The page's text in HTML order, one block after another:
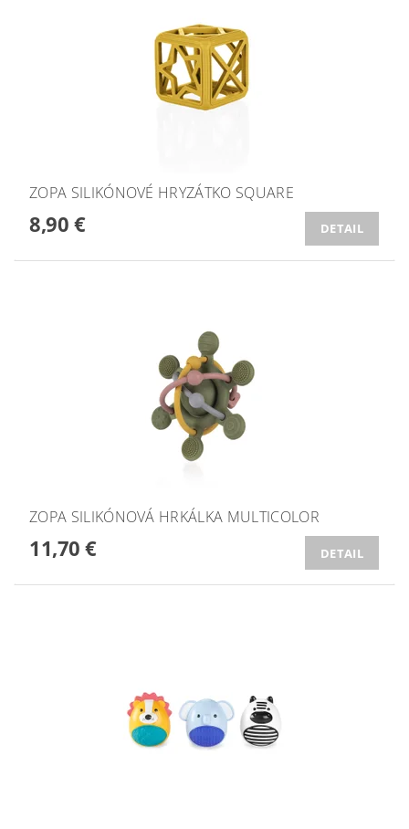
ZOPA SILIKÓNOVÉ HRYZÁTKO SQUARE
8,90 € DETAIL
ZOPA SILIKÓNOVÁ HRKÁLKA MULTICOLOR
11,70 € DETAIL